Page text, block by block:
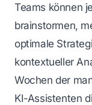
Teams können
brainstormen,
optimale
kontextueller
Wochen der
KI-Assistenten